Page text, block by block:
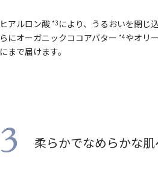
ヒアルロン酸 *3 により、うるおいを閉じ
らにオーガニックココアバター *4やオリ
にまで届けます。
3 柔らかでなめらかな肌